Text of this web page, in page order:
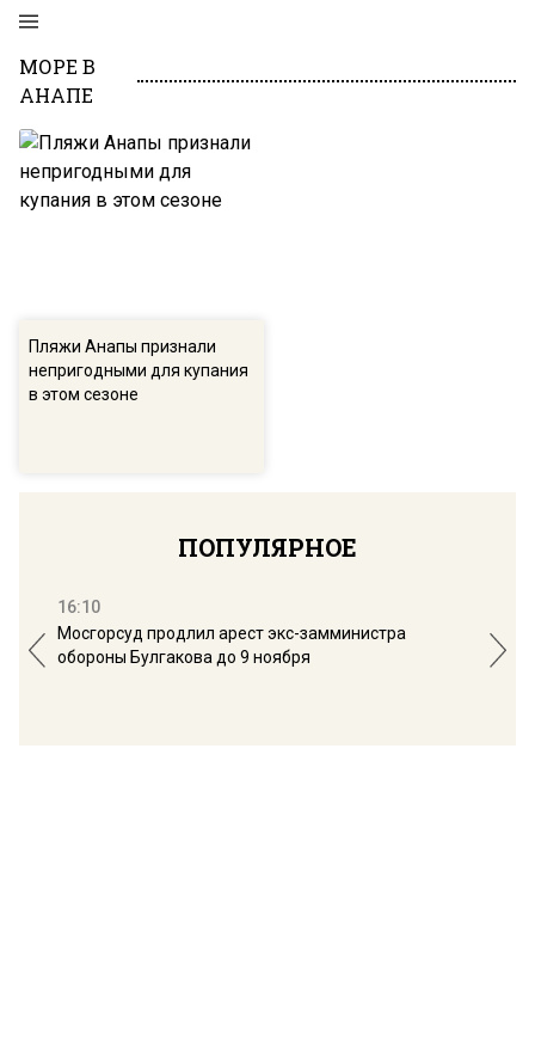
МОРЕ В
АНАПЕ
Пляжи Анапы признали
непригодными для купания
в этом сезоне
ПОПУЛЯРНОЕ
16:10
Мосгорсуд продлил арест экс-замминистра
обороны Булгакова до 9 ноября